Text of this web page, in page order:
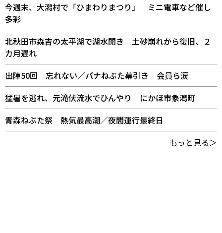
今週末、大潟村で「ひまわりまつり」 ミニ電車など催し
多彩
北秋田市森吉の太平湖で湖水開き 土砂崩れから復旧、２
カ月遅れ
出陣50回 忘れない／パナねぶた幕引き 会員ら涙
猛暑を逃れ、元滝伏流水でひんやり にかほ市象潟町
青森ねぶた祭 熱気最高潮／夜間運行最終日
もっと見る＞